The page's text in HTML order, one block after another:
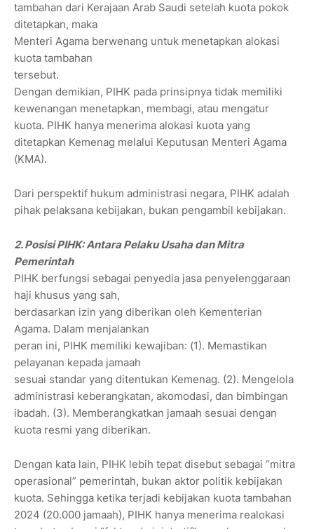
tambahan dari Kerajaan Arab Saudi setelah kuota pokok
ditetapkan, maka
Menteri Agama berwenang untuk menetapkan alokasi
kuota tambahan
tersebut.
Dengan demikian, PIHK pada prinsipnya tidak memiliki
kewenangan menetapkan, membagi, atau mengatur
kuota. PIHK hanya menerima alokasi kuota yang
ditetapkan Kemenag melalui Keputusan Menteri Agama
(KMA).
Dari perspektif hukum administrasi negara, PIHK adalah
pihak pelaksana kebijakan, bukan pengambil kebijakan.
2. Posisi PIHK: Antara Pelaku Usaha dan Mitra
Pemerintah
PIHK berfungsi sebagai penyedia jasa penyelenggaraan
haji khusus yang sah,
berdasarkan izin yang diberikan oleh Kementerian
Agama. Dalam menjalankan
peran ini, PIHK memiliki kewajiban: (1). Memastikan
pelayanan kepada jamaah
sesuai standar yang ditentukan Kemenag. (2). Mengelola
administrasi keberangkatan, akomodasi, dan bimbingan
ibadah. (3). Memberangkatkan jamaah sesuai dengan
kuota resmi yang diberikan.
Dengan kata lain, PIHK lebih tepat disebut sebagai “mitra
operasional” pemerintah, bukan aktor politik kebijakan
kuota. Sehingga ketika terjadi kebijakan kuota tambahan
2024 (20.000 jamaah), PIHK hanya menerima realokasi